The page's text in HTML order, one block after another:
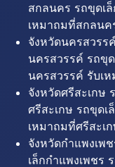
สกลนคร รถขุดเ
เหมาถมที่สกลนค
จังหวัดนครสวรร
นครสวรรค์ รถขุ
นครสวรรค์ รับเ
จังหวัดศรีสะเกษ
ศรีสะเกษ รถขุดเ
เหมาถมที่ศรีสะเ
จังหวัดกำแพงเพ
เล็กกำแพงเพชร